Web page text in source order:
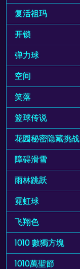
复活祖玛
开锁
弹力球
空间
笑落
篮球传说
花园秘密隐藏挑战
障碍滑雪
雨林跳跃
霓虹球
飞翔色
1010 數獨方塊
1010萬聖節